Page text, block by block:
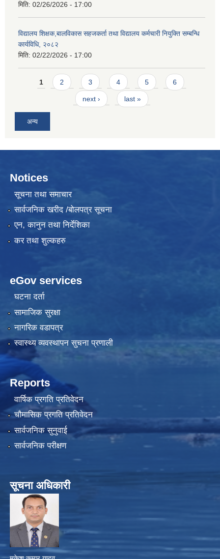
मिति: 02/26/2026 - 17:00
विद्यालय शिक्षक,बालविकास सहजकर्ता तथा विद्यालय कर्मचारी नियुक्ति सम्बन्धि
कार्यविधि, २०८२
मिति: 02/22/2026 - 17:00
Pages
1 2 3 4 5 6
next › last »
अन्य
Notices
सूचना तथा समाचार
सार्वजनिक खरीद /बोलपत्र सूचना
एन, कानुन तथा निर्देशिका
कर तथा शुल्कहरु
eGov services
घटना दर्ता
सामाजिक सुरक्षा
नागरिक वडापत्र
स्वास्थ्य व्यवस्थापन सुचना प्रणाली
Reports
वार्षिक प्रगति प्रतिवेदन
चौमासिक प्रगति प्रतिवेदन
सार्वजनिक सुनुवाई
सार्वजनिक परीक्षण
सूचना अधिकारी